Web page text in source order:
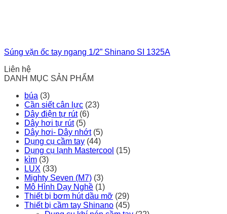
Súng vặn ốc tay ngang 1/2” Shinano SI 1325A
Liên hệ
DANH MỤC SẢN PHẨM
búa (3)
Cần siết cân lực (23)
Dây điện tự rút (6)
Dây hơi tự rút (5)
Dây hơi- Dây nhớt (5)
Dụng cụ cầm tay (44)
Dụng cụ lạnh Mastercool (15)
kìm (3)
LUX (33)
Mighty Seven (M7) (3)
Mô Hình Dạy Nghề (1)
Thiết bị bơm hút dầu mỡ (29)
Thiết bị cầm tay Shinano (45)